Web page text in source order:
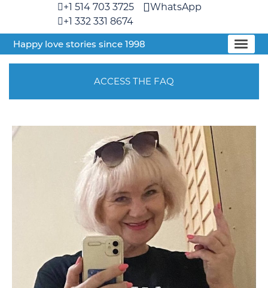
+1 514 703 3725
+1 332 331 8674
WhatsApp
Happy love stories since 1998
ACCESS THE FAQ